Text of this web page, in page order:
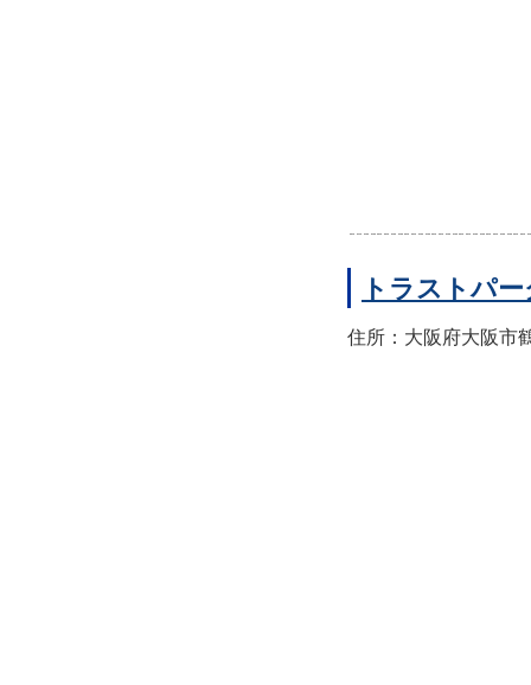
トラストパ
住所：大阪府大阪市